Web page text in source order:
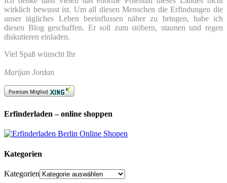
wirklich bewusst ist. Um all diesen Menschen die Erfindungen die
unser tägliches Leben beeinflussen näher zu bringen, habe ich
diesen Blog geschaffen. Er soll zum stöbern, staunen und regen
diskutieren einladen.
Viel Spaß wünscht Ihr
Marijan Jordan
Erfinderladen – online shoppen
Kategorien
Kategorien